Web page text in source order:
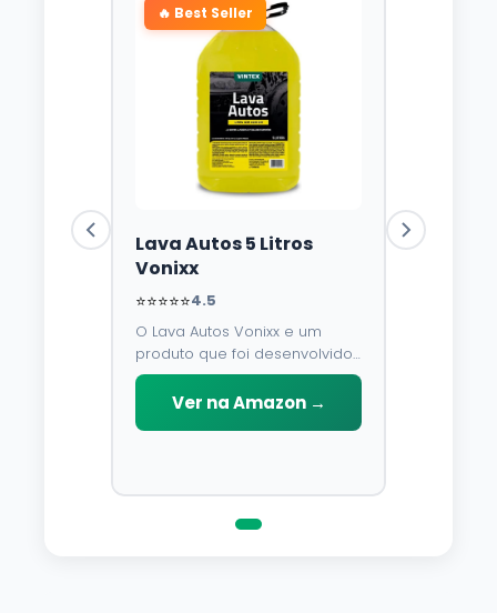
🔥 Best Seller
Lava Autos 5 Litros
Vonixx
⭐⭐⭐⭐⭐4.5
O Lava Autos Vonixx e um
produto que foi desenvolvido
para limpar, proteger e
conservar a lataria do veiculo.
Por possuir pH neutro, pode
Ver na Amazon →